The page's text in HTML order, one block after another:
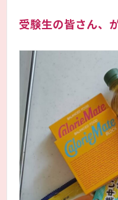
受験生の皆さん、